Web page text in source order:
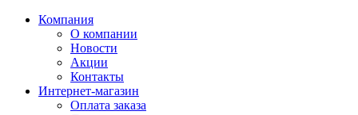
Компания
О компании
Новости
Акции
Контакты
Интернет-магазин
Оплата заказа